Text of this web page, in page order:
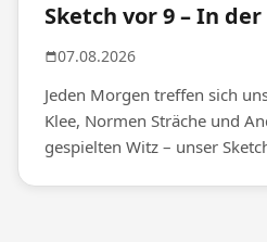
Sketch vor 9 – In der
07.08.2026
Jeden Morgen treffen sich
Klee, Normen Sträche und
gespielten Witz – unser